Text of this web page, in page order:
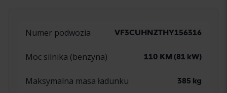
Numer podwozia VF3CUHNZTHY156316
Moc silnika (benzyna) 110 KM (81 kW)
Maksymalna masa ładunku 385 kg